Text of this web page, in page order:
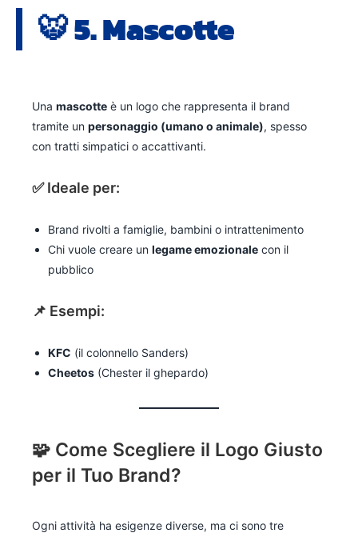
🐯 5.Mascotte
Una mascotte è un logo che rappresenta il brand
tramite un personaggio (umano o animale), spesso
con tratti simpatici o accattivanti.
✅ Ideale per:
Brand rivolti a famiglie, bambini o intrattenimento
Chi vuole creare un legame emozionale con il
pubblico
📌 Esempi:
KFC (il colonnello Sanders)
Cheetos (Chester il ghepardo)
🧩 Come Scegliere il Logo Giusto
per il Tuo Brand?
Ogni attività ha esigenze diverse, ma ci sono tre